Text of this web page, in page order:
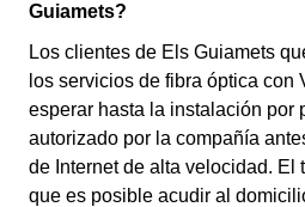
Guiamets?
Los clientes de Els Guiamets
los servicios de fibra óptica con
esperar hasta la instalación por
autorizado por la compañía
de Internet de alta velocidad. El
que es posible acudir al